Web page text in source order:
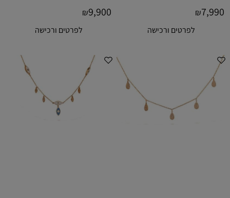
₪7,990
לפרטים ורכישה
₪9,900
לפרטים ורכישה